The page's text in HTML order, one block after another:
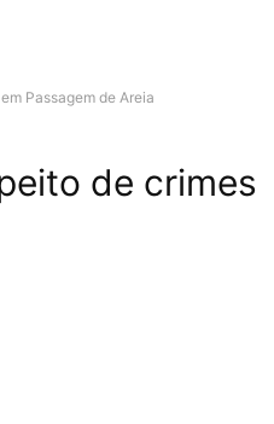
Passagem de Areia
de crimes